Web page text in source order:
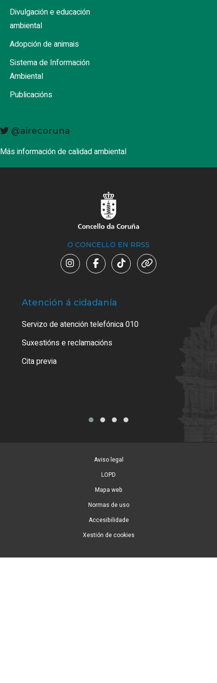
Divulgación e educación
ambiental
Adopción de animais
Sistema de Información
Ambiental
Publicacións
@airecoruna
Más información de calidad ambiental
O CONCELLO EN RRSS
Atención á cidadanía
Servizo de atención telefónica 010
Suxestións e reclamacións
Cita previa
Aviso legal
LOPD
Mapa web
Normas de uso
Accesibilidade
Xestión de cookies